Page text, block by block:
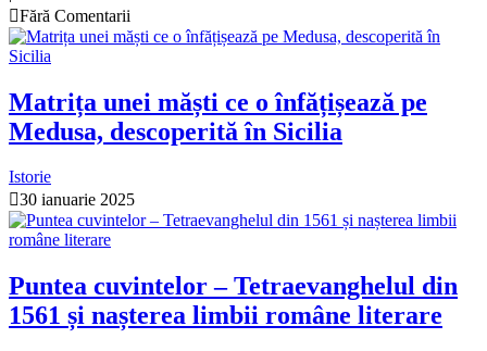
Fără Comentarii
Matrița unei măști ce o înfățișează pe
Medusa, descoperită în Sicilia
Istorie
30 ianuarie 2025
Puntea cuvintelor – Tetraevanghelul din
1561 și nașterea limbii române literare